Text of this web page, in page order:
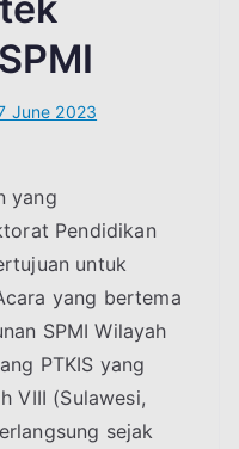
June 2023
Kegiatan
yang
Pendidikan
untuk
yang bertema
SPMI Wilayah
PTKIS yang
VIII (Sulawesi,
sejak